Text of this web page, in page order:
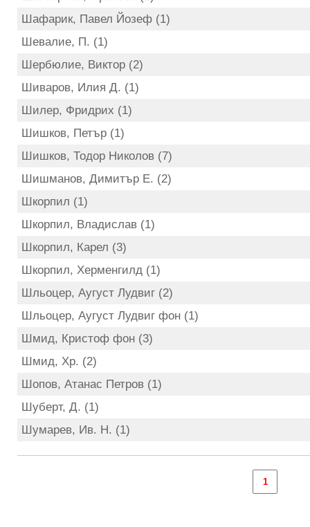
Шафарик, Павел Йозеф (1)
Шевалие, П. (1)
Шербюлие, Виктор (2)
Шиваров, Илия Д. (1)
Шилер, Фридрих (1)
Шишков, Петър (1)
Шишков, Тодор Николов (7)
Шишманов, Димитър Е. (2)
Шкорпил (1)
Шкорпил, Владислав (1)
Шкорпил, Карел (3)
Шкорпил, Херменгилд (1)
Шльоцер, Аугуст Лудвиг (2)
Шльоцер, Аугуст Лудвиг фон (1)
Шмид, Кристоф фон (3)
Шмид, Хр. (2)
Шопов, Атанас Петров (1)
Шуберт, Д. (1)
Шумарев, Ив. Н. (1)